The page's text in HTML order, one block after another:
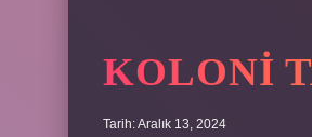
KOLONI
Tarih: Aralık 13, 2024